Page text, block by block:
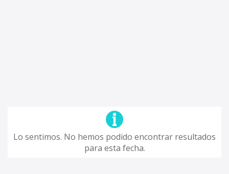
Lo sentimos. No hemos podido encontrar resultados
para esta fecha.